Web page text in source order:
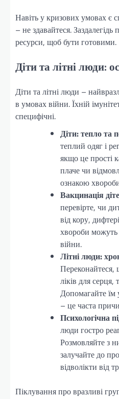
Навіть у кризових умовах є
– не здавайтеся. Заздалегідь
ресурси, щоб бути готовими.
Діти та літні люди:
Діти та літні люди –
в умовах війни. Їхній
специфічні.
Діти: тепло та
теплий одяг і
якщо це прості
плаче чи
ознакою
Вакцинація
перевірте, чи
від кору,
хвороби
війни.
Літні люди:
Переконайтеся,
ліків для серця,
Допомагайте
– це часта
Психологічна
люди гостро
Розмовляйте з
залучайте до
відволікти від
Піклування про вразливі